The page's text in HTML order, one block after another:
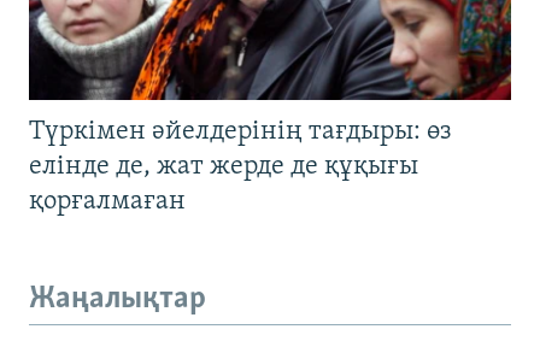
Түркімен әйелдерінің тағдыры: өз
елінде де, жат жерде де құқығы
қорғалмаған
Жаңалықтар